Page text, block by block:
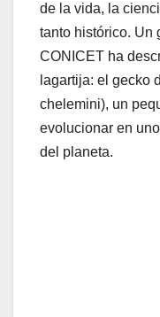
de la vida, la
tanto histórico. Un
CONICET ha
lagartija: el gecko
chelemini), un
evolucionar en
del planeta.